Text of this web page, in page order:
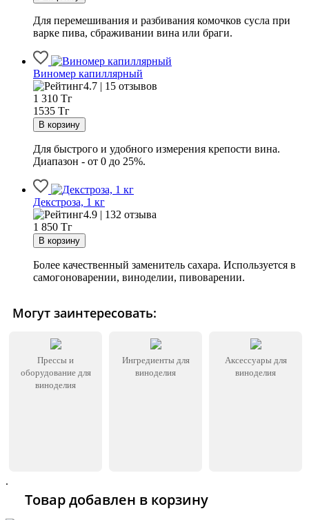
Для перемешивания и разбивания комочков сусла при
варке пива, сбраживании вина или браги.
Виномер капиллярный
4.7 | 15 отзывов
1 310 Тг
1535 Тг
Для быстрого и удобного измерения крепости вина.
Диапазон - от 0 до 25%.
Декстроза, 1 кг
4.9 | 132 отзыва
1 850 Тг
Более качественный заменитель сахара. Используется в
самогоноварении, виноделии, пивоварении.
Могут заинтересовать:
Прессы и
оборудование для
виноделия
Ингредиенты для
виноделия
Аксессуары для
виноделия
.
Товар добавлен в корзину